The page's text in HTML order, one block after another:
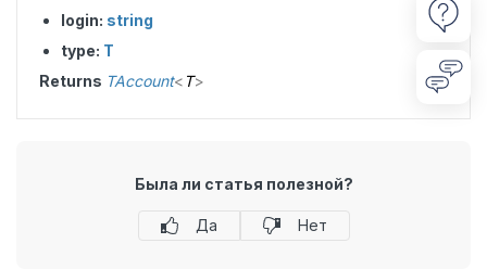
login: string
type: T
Returns TAccount< T>
Была ли статья полезной?
Да Нет